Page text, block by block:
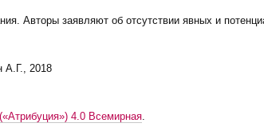
Авторы заявляют об отсутствии явных и
2018
4.0 Всемирная.